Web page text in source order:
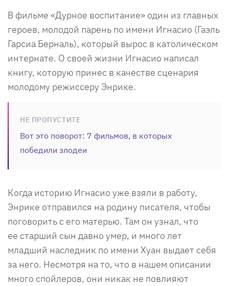
В фильме «Дурное воспитание» один из главных
героев, молодой парень по имени Игнасио (Гаэль
Гарсиа Берналь), который вырос в католическом
интернате. О своей жизни Игнасио написал
книгу, которую принес в качестве сценария
молодому режиссеру Энрике.
НЕ ПРОПУСТИТЕ
Вот это поворот: 7 фильмов, в которых
победили злодеи
Когда историю Игнасио уже взяли в работу,
Энрике отправился на родину писателя, чтобы
поговорить с его матерью. Там он узнал, что
ее старший сын давно умер, и много лет
младший наследник по имени Хуан выдает себя
за него. Несмотря на то, что в нашем описании
много спойлеров, они никак не повлияют